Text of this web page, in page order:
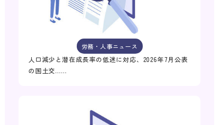
労務・人事ニュース
人口減少と潜在成長率の低迷に対応、2026年7月公表
の国土交……